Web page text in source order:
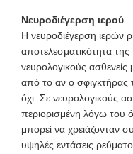
Νευροδιέγερση ιερού
Η νευροδιέγερση ιερών
αποτελεσματικότητα
νευρολογικούς
από το αν ο σφιγκτήρας
όχι. Σε νευρολογικούς
περιορισμένη λόγω του
μπορεί να χρειάζονταν
υψηλές εντάσεις